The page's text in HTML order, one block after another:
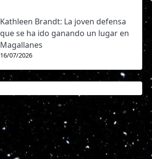
Kathleen Brandt: La joven defensa
que se ha ido ganando un lugar en
Magallanes
16/07/2026